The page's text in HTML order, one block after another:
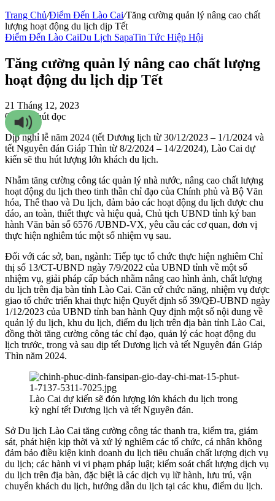
Trang Chủ/Điểm Đến Lào Cai/Tăng cường quản lý nâng cao chất
lượng hoạt động du lịch dịp Tết
Điểm Đến Lào CaiDu Lịch SapaTin Tức Hiệp Hội
Tăng cường quản lý nâng cao chất lượng
hoạt động du lịch dịp Tết
21 Tháng 12, 2023
0 762 phút đọc
Dịp nghỉ lễ năm 2024 (tết Dương lịch từ 30/12/2023 – 1/1/2024 và
tết Nguyên đán Giáp Thìn từ 8/2/2024 – 14/2/2024), Lào Cai dự
kiến sẽ thu hút lượng lớn khách du lịch.
Nhằm tăng cường công tác quản lý nhà nước, nâng cao chất lượng
hoạt động du lịch theo tinh thần chỉ đạo của Chính phủ và Bộ Văn
hóa, Thể thao và Du lịch, đảm bảo các hoạt động du lịch được chu
đáo, an toàn, thiết thực và hiệu quả, Chủ tịch UBND tỉnh ký ban
hành Văn bản số 6576 /UBND-VX, yêu cầu các cơ quan, đơn vị
thực hiện nghiêm túc một số nhiệm vụ sau.
Đối với các sở, ban, ngành: Tiếp tục tổ chức thực hiện nghiêm Chỉ
thị số 13/CT-UBND ngày 7/9/2022 của UBND tỉnh về một số
nhiệm vụ, giải pháp cấp bách nhằm nâng cao hình ảnh, chất lượng
du lịch trên địa bàn tỉnh Lào Cai. Căn cứ chức năng, nhiệm vụ được
giao tổ chức triển khai thực hiện Quyết định số 39/QĐ-UBND ngày
1/12/2023 của UBND tỉnh ban hành Quy định một số nội dung về
quản lý du lịch, khu du lịch, điểm du lịch trên địa bàn tỉnh Lào Cai,
đồng thời tăng cường công tác chỉ đạo, quản lý các hoạt động du
lịch trước, trong và sau dịp tết Dương lịch và tết Nguyên đán Giáp
Thìn năm 2024.
Lào Cai dự kiến sẽ đón lượng lớn khách du lịch trong
kỳ nghỉ tết Dương lịch và tết Nguyên đán.
Sở Du lịch Lào Cai tăng cường công tác thanh tra, kiểm tra, giám
sát, phát hiện kịp thời và xử lý nghiêm các tổ chức, cá nhân không
đảm bảo điều kiện kinh doanh du lịch tiêu chuẩn chất lượng dịch vụ
du lịch; các hành vi vi phạm pháp luật; kiểm soát chất lượng dịch vụ
du lịch trên địa bàn, đặc biệt là các dịch vụ lữ hành, lưu trú, vận
chuyển khách du lịch, hướng dẫn du lịch tại các khu, điểm du lịch.